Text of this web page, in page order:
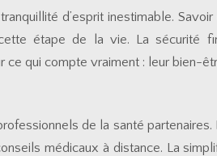
d’esprit inestimable.
étape de la vie. La sécurité
qui compte vraiment : leur bien-
de la santé
médicaux à distance. La